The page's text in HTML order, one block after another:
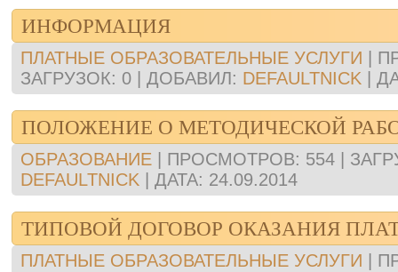
ИНФОРМАЦИЯ
ПЛАТНЫЕ ОБРАЗОВАТЕЛЬНЫЕ УСЛУГИ
ЗАГРУЗОК: 0 ДОБАВИЛ: DEFAULTNICK
ПОЛОЖЕНИЕ О МЕТОДИЧЕСКОЙ
ОБРАЗОВАНИЕ ПРОСМОТРОВ: 554
DEFAULTNICK
ДАТА: 24.09.2014
ТИПОВОЙ ДОГОВОР ОКАЗАНИЯ
ПЛАТНЫЕ ОБРАЗОВАТЕЛЬНЫЕ УСЛУГИ